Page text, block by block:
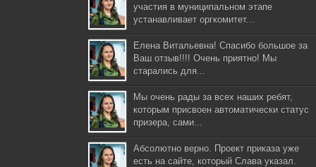
участия в муниципальном этапе
устанавливает оргкомитет...
Елена Витальевна! Спасибо большое за
Ваш отзыв!!!! Очень приятно! Мы
старались для...
Мы очень рады за всех наших ребят,
которым присвоен автоматически статус
призера, сами...
Абсолютно верно. Проект приказа уже
есть на сайте, который Слава указал.